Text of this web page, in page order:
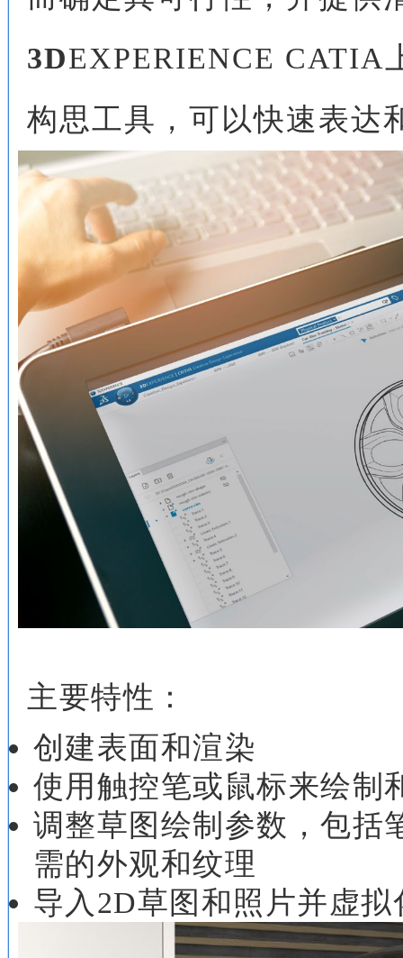
3DEXPERIENCE CATIA
构思工具，可以快速表达
主要特性：
创建表面和渲染
使用触控笔或鼠标来绘制
调整草图绘制参数，包括
需的外观和纹理
导入2D草图和照片并虚